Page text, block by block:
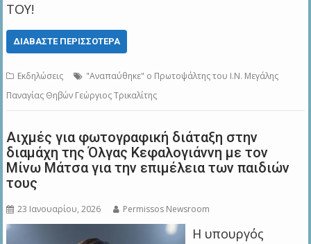
ΤΟΥ!
ΔΙΑΒΆΣΤΕ ΠΕΡΙΣΣΌΤΕΡΑ
Εκδηλώσεις
"Αναπαύθηκε" ο Πρωτοψάλτης του Ι.Ν. Μεγάλης
Παναγίας Θηβών Γεώργιος Τρικαλίτης
Αιχμές για φωτογραφική διάταξη στην
διαμάχη της Όλγας Κεφαλογιάννη με τον
Μίνω Μάτσα για την επιμέλεια των παιδιών
τους
23 Ιανουαρίου, 2026 Permissos Newsroom
Η υπουργός